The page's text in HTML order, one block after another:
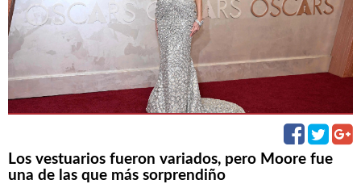
Los vestuarios fueron variados, pero Moore fue
una de las que más sorprendiño